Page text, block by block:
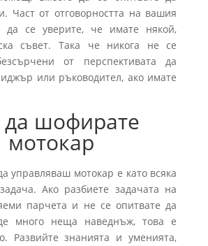
Част от отговорността на вашия
да се уверите, че имате някой,
съвет. Така че никога не се
от перспективата да
или ръководител, ако имате
да шофирате
мотокар
управляваш мотокар е като всяка
Ако разбиете задачата на
парчета и не се опитвате да
много неща наведнъж, това е
Развийте знанията и уменията,